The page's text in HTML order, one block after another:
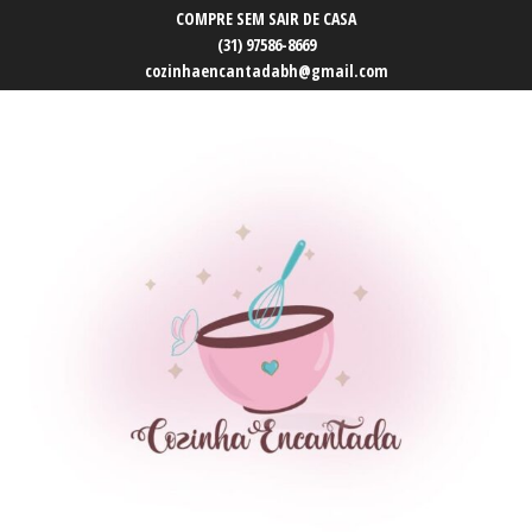
COMPRE SEM SAIR DE CASA
(31) 97586-8669
cozinhaencantadabh@gmail.com